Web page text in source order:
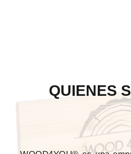
QUIENES